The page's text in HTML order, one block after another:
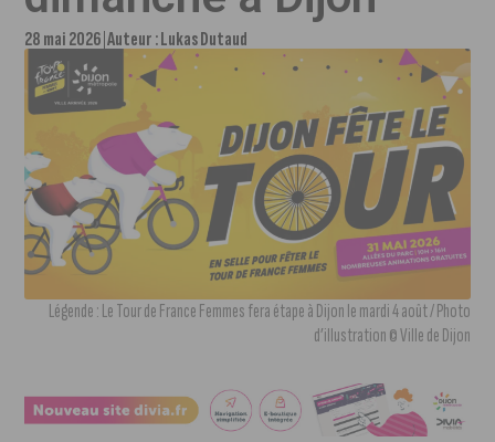
28 mai 2026 Auteur :Lukas Dutaud
Légende : Le Tour de France Femmes fera étape à Dijon le mardi 4 août / Photo
d’illustration © Ville de Dijon